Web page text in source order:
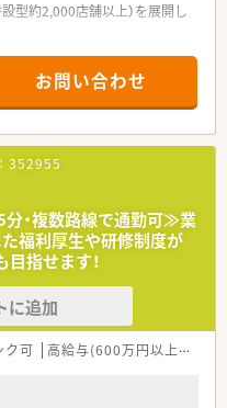
型約2,000店舗以上）を展開し
、経験の少ない方でも500万前
内研修や外部組織と連携した研
躍できるキャリアパスが多
ャーや営業部長等のマネジメン
るスペシャリストを目指すこ
門等の本社スタッフなど活動領
り、在宅医療へもしっかりと関
す。
お問い合わせ
352955
分・複数路線で通勤可≫業
福利厚生や研修制度が
指せます！
に追加
ク可 高給与(600万円以上)